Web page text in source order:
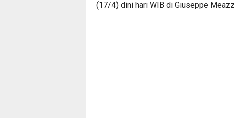
(17/4) dini hari WIB di Giuseppe